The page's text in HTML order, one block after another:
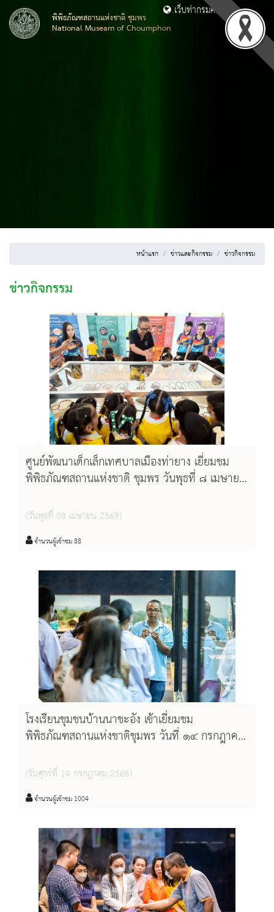
พิพิธภัณฑสถานแห่งชาติ ชุมพร
National Museam of Choumphon
เว็บท่ากรมศิลปากร
หน้าแรก ข่าวและกิจกรรม ข่าวกิจกรรม
ข่าวกิจกรรม
ศูนย์พัฒนาเด็กเล็กเทศบาลเมืองท่ายาง เยี่ยมชม
พิพิธภัณฑสถานแห่งชาติ ชุมพร วันพุธที่ ๘ เมษายน
(วันพุธที่ 08 เมษายน 2569)
จำนวนผู้เข้าชม 88
โรงเรียนชุมชนบ้านนาชะอัง เข้าเยี่ยมชม
พิพิธภัณฑสถานแห่งชาติชุมพร วันที่ ๑๔ กรกฎาคม
(วันศุกร์ที่ 14 กรกฎาคม 2566)
จำนวนผู้เข้าชม 1004